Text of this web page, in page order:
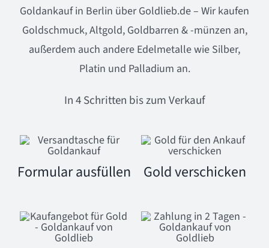
Goldankauf in Berlin über Goldlieb.de – Wir kaufen
Goldschmuck, Altgold, Goldbarren & -münzen an,
außerdem auch andere Edelmetalle wie Silber,
Platin und Palladium an.
In 4 Schritten bis zum Verkauf
Formular ausfüllen Gold verschicken